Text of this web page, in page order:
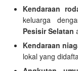
Kendaraan
keluarga
Pesisir Selatan
Kendaraan
lokal yang